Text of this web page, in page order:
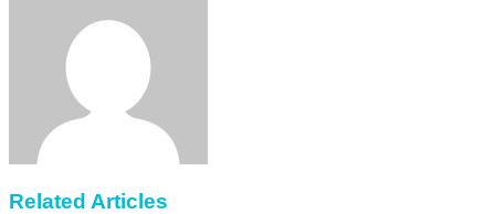
Related Articles